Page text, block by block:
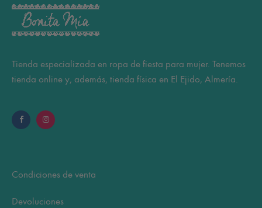
página
Tienda especializada en ropa de fiesta para mujer. Tenemos
tienda online y, además, tienda física en El Ejido, Almería.
Condiciones de venta
Devoluciones